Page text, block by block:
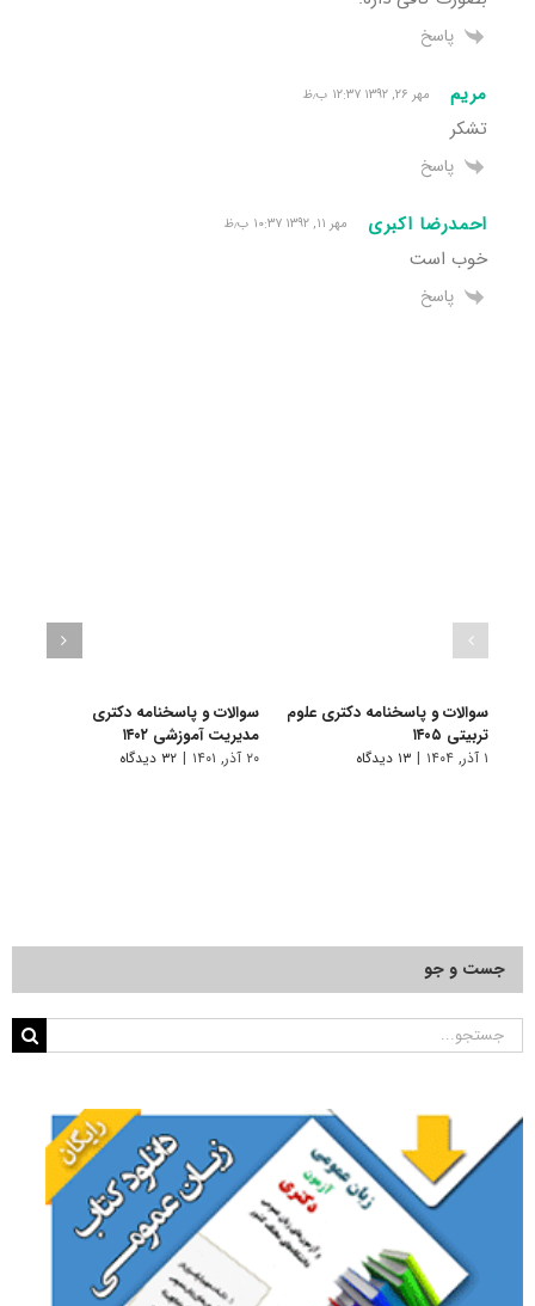
پاسخ
مریم مهر ۲۶, ۱۳۹۲ ۱۲:۳۷ ب٫ظ
تشکر
پاسخ
احمدرضا اکبری مهر ۱۱, ۱۳۹۲ ۱۰:۳۷ ب٫ظ
خوب است
پاسخ
سوالات و پاسخنامه دکتری علوم
تربیتی ۱۴۰۵
۱ آذر, ۱۴۰۴ | ۱۳ دیدگاه
سوالات و پاسخنامه دکتری
مدیریت آموزشی ۱۴۰۲
۲۰ آذر, ۱۴۰۱ | ۳۲ دیدگاه
جست و جو
جستجو